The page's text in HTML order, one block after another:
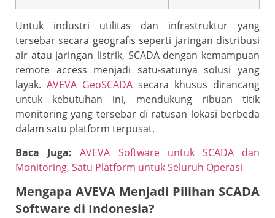
Untuk industri utilitas dan infrastruktur yang
tersebar secara geografis seperti jaringan distribusi
air atau jaringan listrik, SCADA dengan kemampuan
remote access menjadi satu-satunya solusi yang
layak. AVEVA GeoSCADA secara khusus dirancang
untuk kebutuhan ini, mendukung ribuan titik
monitoring yang tersebar di ratusan lokasi berbeda
dalam satu platform terpusat.
Baca Juga:
AVEVA Software untuk SCADA dan
Monitoring, Satu Platform untuk Seluruh Operasi
Mengapa AVEVA Menjadi Pilihan SCADA
Software di Indonesia?